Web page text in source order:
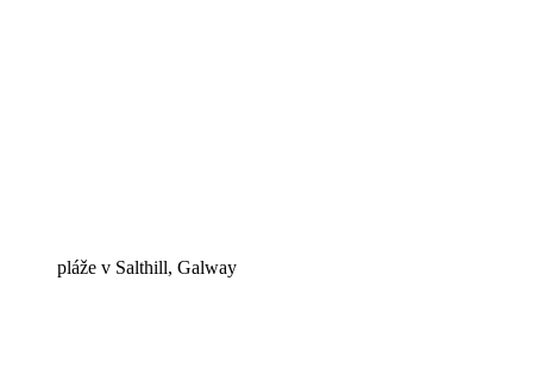
pláže v Salthill, Galway